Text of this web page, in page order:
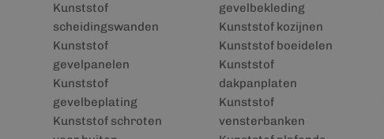
Kunststof
scheidingswanden
Kunststof
gevelpanelen
Kunststof
gevelbeplating
Kunststof schroten
gevelbekleding
Kunststof kozijnen
Kunststof boeidelen
Kunststof
dakpanplaten
Kunststof
vensterbanken